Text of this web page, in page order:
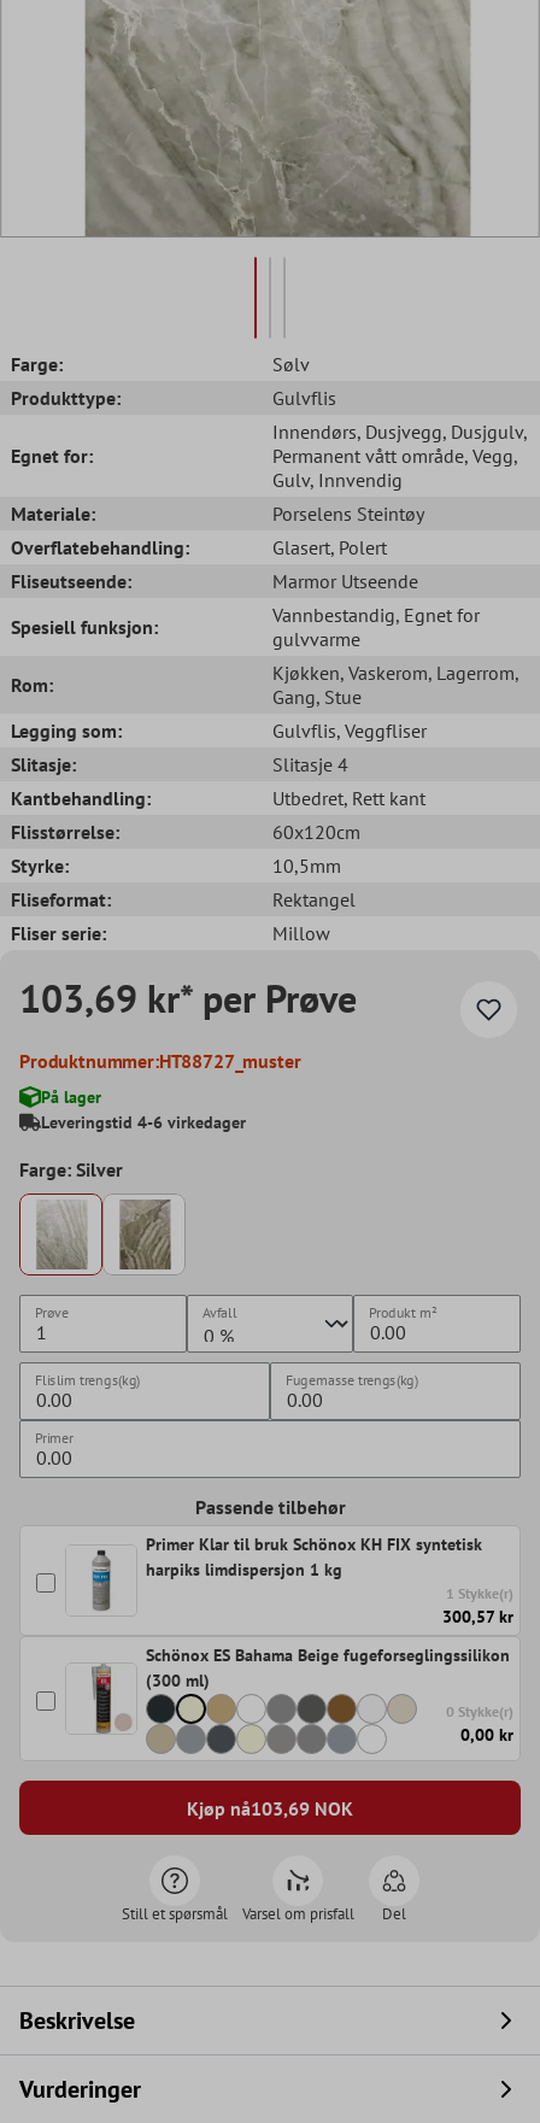
Farge:
Sølv
Produkttype:
Gulvflis
Egnet for:
Innendørs, Dusjvegg, Dusjgulv,
Permanent vått område, Vegg,
Gulv, Innvendig
Materiale:
Porselens Steintøy
Overflatebehandling:
Glasert, Polert
Fliseutseende:
Marmor Utseende
Spesiell funksjon:
Vannbestandig, Egnet for
gulvvarme
Rom:
Kjøkken, Vaskerom, Lagerrom,
Gang, Stue
Legging som:
Gulvflis, Veggfliser
Slitasje:
Slitasje 4
Kantbehandling:
Utbedret, Rett kant
Flisstørrelse:
60x120cm
Styrke:
10,5mm
Fliseformat:
Rektangel
Fliser serie:
Millow
103,69 kr* per Prøve
Produktnummer:HT88727_muster
På lager
Leveringstid 4-6 virkedager
Farge: Silver
Prøve Avfall Produkt m²
Flislim trengs(kg) Fugemasse trengs(kg)
Primer
Passende tilbehør
Primer Klar til bruk Schönox KH FIX syntetisk
harpiks limdispersjon 1 kg
1 Stykke(r)
300,57 kr
Schönox ES Bahama Beige fugeforseglingssilikon
(300 ml)
0 Stykke(r)
0,00 kr
Kjøp nå103,69 NOK
Still et spørsmål Varsel om prisfall Del
Beskrivelse
Vurderinger